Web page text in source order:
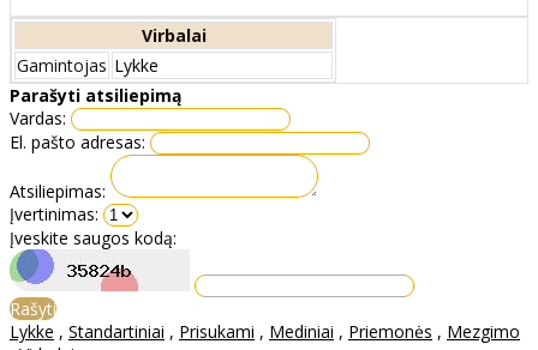
Virbalai
Gamintojas Lykke
Parašyti atsiliepimą
Vardas:
El. pašto adresas:
Atsiliepimas:
Įvertinimas:
Įveskite saugos kodą:
Rašyti
Lykke , Standartiniai , Prisukami , Mediniai , Priemonės , Mezgimo